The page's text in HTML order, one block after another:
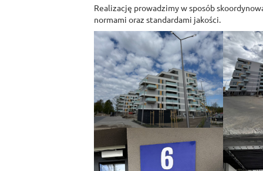
Realizację prowadzimy w sposób
normami oraz standardami jakości.